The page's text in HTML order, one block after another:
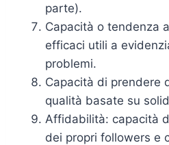
parte).
Capacità o tendenza
efficaci utili a
problemi.
Capacità di prendere
qualità basate su
Affidabilità: capacità
dei propri followers e